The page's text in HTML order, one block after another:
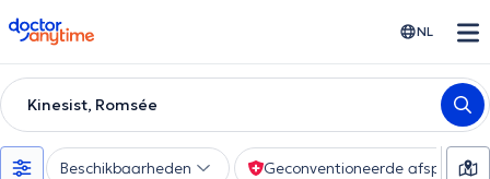
doctoranytime NL
Kinesist, Romsée
Beschikbaarheden Geconventioneerde afspraak